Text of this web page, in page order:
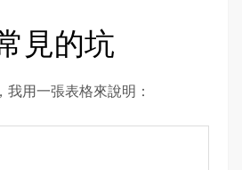
見的坑
用一張表格來說明：